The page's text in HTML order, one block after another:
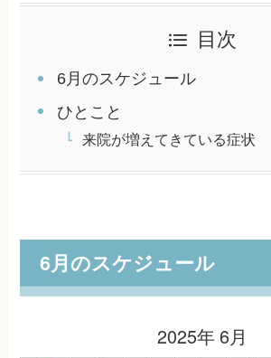
目次
6月のスケジュール
ひとこと
来院が増えてきている症状
6月のスケジュール
2025年 6月